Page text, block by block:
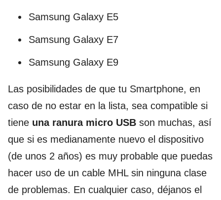
Samsung Galaxy E5
Samsung Galaxy E7
Samsung Galaxy E9
Las posibilidades de que tu Smartphone, en
caso de no estar en la lista, sea compatible si
tiene una ranura micro USB son muchas, así
que si es medianamente nuevo el dispositivo
(de unos 2 años) es muy probable que puedas
hacer uso de un cable MHL sin ninguna clase
de problemas. En cualquier caso, déjanos el